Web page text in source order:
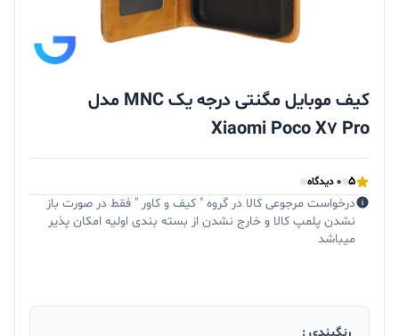
کیف موبایل مگنتی درجه یک MNC مدل
Xiaomi Poco X7 Pro
5 0 دیدگاه
درخواست مرجوعی کالا در گروه " کیف و کاور " فقط در صورت باز
نشدن پلمپ کالا و خارج نشدن از بسته بندی اولیه امکان پذیر
میباشد